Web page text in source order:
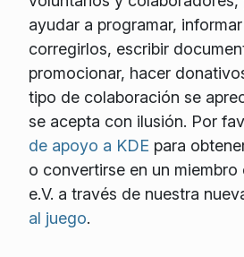
ayudar a programar,
corregirlos, escribir
promocionar, hacer
tipo de colaboración se
se acepta con ilusión. Por
de apoyo a KDE para
o convertirse en un miembro
e.V. a través de nuestra
al juego.